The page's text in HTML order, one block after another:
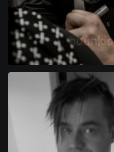
huuhkis